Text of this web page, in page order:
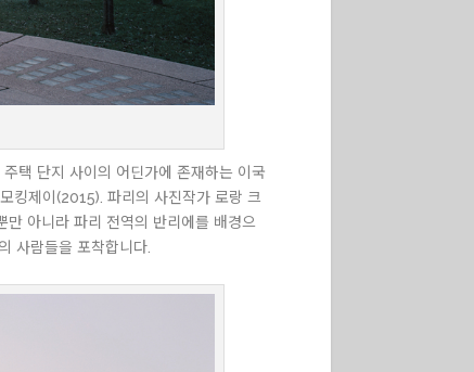
택 단지 사이의 어딘가에 존재하는 이국
킹제이(2015). 파리의 사진작가 로랑 크
만 아니라 파리 전역의 반리에를 배경으
사람들을 포착합니다.